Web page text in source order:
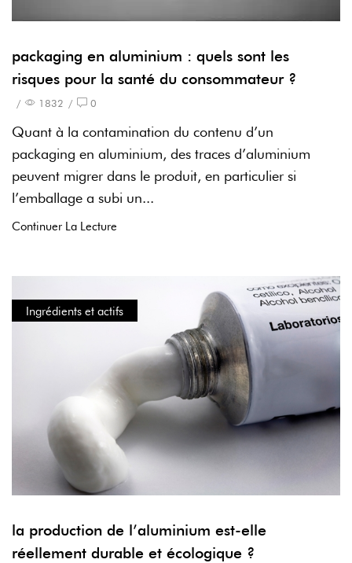
packaging en aluminium : quels sont les
risques pour la santé du consommateur ?
/ 1832 / 0
Quant à la contamination du contenu d’un
packaging en aluminium, des traces d’aluminium
peuvent migrer dans le produit, en particulier si
l’emballage a subi un...
Continuer La Lecture
Ingrédients et actifs
la production de l’aluminium est-elle
réellement durable et écologique ?